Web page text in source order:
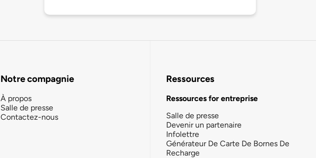
Notre compagnie
À propos
Salle de presse
Contactez-nous
Ressources
Ressources for entreprise
Salle de presse
Devenir un partenaire
Infolettre
Générateur De Carte De Bornes De
Recharge